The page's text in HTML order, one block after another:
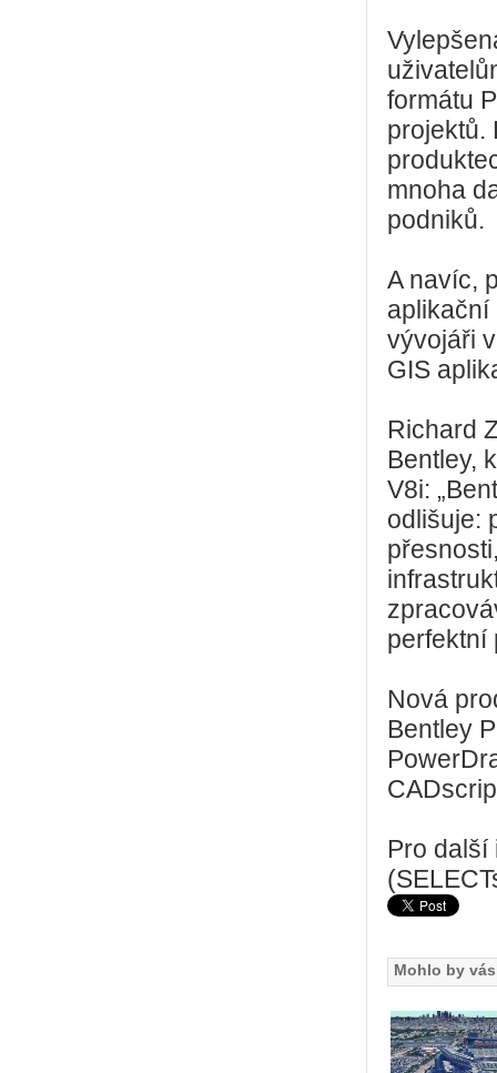
formátu
projektů.
mnoha
podniků.
A navíc,
aplikační
vývojáři
GIS
Richard
Bentley,
V8i:
odlišuje:
perfektní
Nová
Bentley
Pro další
Mohlo by